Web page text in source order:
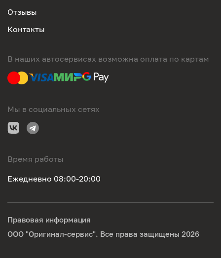
Отзывы
Контакты
В наших автосервисах возможна оплата по картам
Мы в социальных сетях
Время работы
Ежедневно 08:00-20:00
ООО "Оригинал-сервис". Все права защищены 2026
Правовая информация